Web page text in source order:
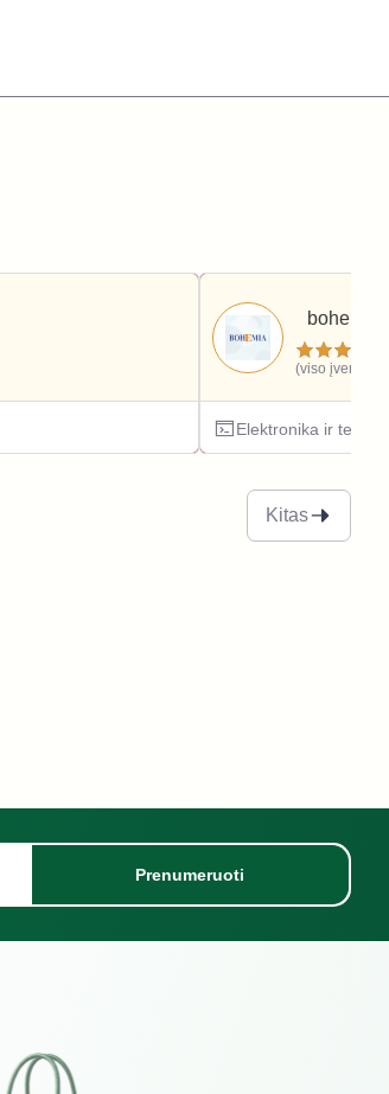
(viso
Elektronika ir
Kitas
Prenumeruoti